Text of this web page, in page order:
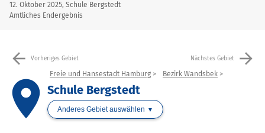
12. Oktober 2025, Schule Bergstedt
Amtliches Endergebnis
arrow_back Vorheriges Gebiet Nächstes Gebiet arrow_forward
place
Freie und Hansestadt Hamburg Bezirk Wandsbek
Schule Bergstedt
Anderes Gebiet auswählen